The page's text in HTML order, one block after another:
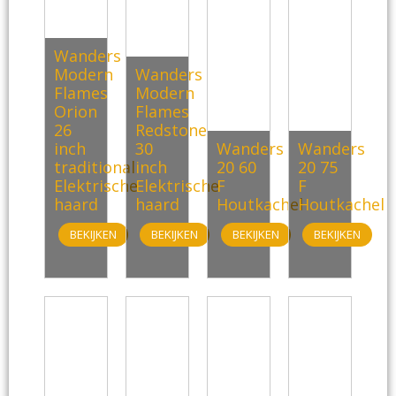
Wanders
Modern
Flames
Orion
26
inch
traditional
Elektrische
haard
BEKIJKEN
Wanders
Modern
Flames
Redstone
30
inch
Elektrische
haard
BEKIJKEN
Wanders
20 60
F
Houtkachel
BEKIJKEN
Wanders
20 75
F
Houtkachel
BEKIJKEN